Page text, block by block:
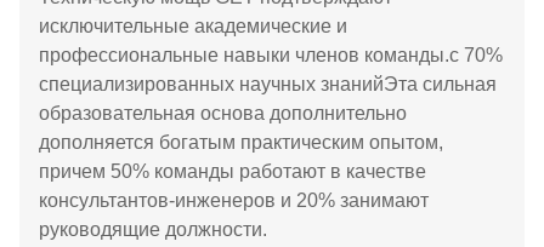
исключительные академические и
профессиональные навыки членов команды.с 70%
специализированных научных знанийЭта сильная
образовательная основа дополнительно
дополняется богатым практическим опытом,
причем 50% команды работают в качестве
консультантов-инженеров и 20% занимают
руководящие должности.